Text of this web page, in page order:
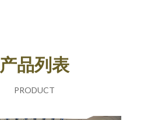
产品列表
PRODUCT